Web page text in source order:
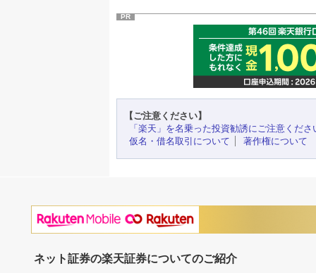
PR
【ご注意ください】
「楽天」を名乗った投資勧誘にご注意くださ
仮名・借名取引について
著作権について
ネット証券の楽天証券についてのご紹介